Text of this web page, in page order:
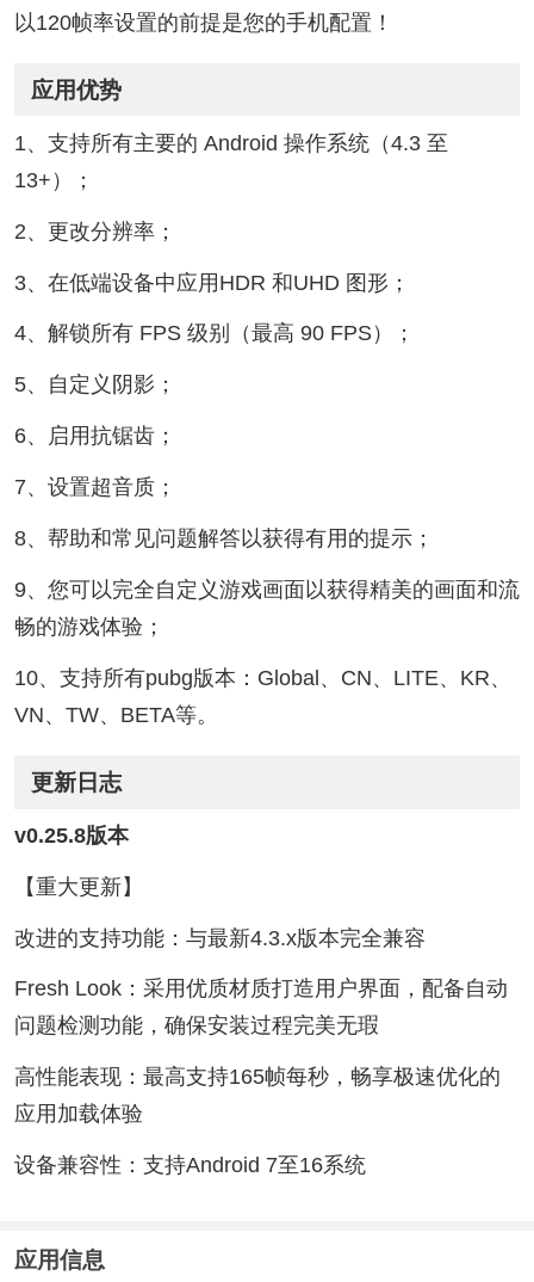
以120帧率设置的前提是您的手机配置！
应用优势
1、支持所有主要的 Android 操作系统（4.3 至
13+）；
2、更改分辨率；
3、在低端设备中应用HDR 和UHD 图形；
4、解锁所有 FPS 级别（最高 90 FPS）；
5、自定义阴影；
6、启用抗锯齿；
7、设置超音质；
8、帮助和常见问题解答以获得有用的提示；
9、您可以完全自定义游戏画面以获得精美的画面和流
畅的游戏体验；
10、支持所有pubg版本：Global、CN、LITE、KR、
VN、TW、BETA等。
更新日志
v0.25.8版本
【重大更新】
改进的支持功能：与最新4.3.x版本完全兼容
Fresh Look：采用优质材质打造用户界面，配备自动
问题检测功能，确保安装过程完美无瑕
高性能表现：最高支持165帧每秒，畅享极速优化的
应用加载体验
设备兼容性：支持Android 7至16系统
应用信息